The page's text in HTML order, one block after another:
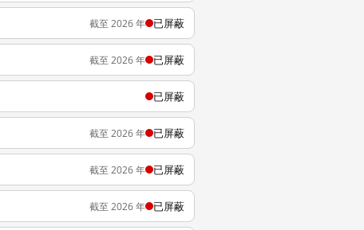
截至 2026 年 已屏蔽
截至 2026 年 已屏蔽
已屏蔽
截至 2026 年 已屏蔽
截至 2026 年 已屏蔽
截至 2026 年 已屏蔽